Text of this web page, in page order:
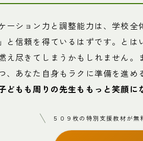
ーション力と調整能力は、学校
と信頼を得ているはずです。とは
え尽きてしまうかもしれません。
、あなた自身もラクに準備を進め
どもも周りの先生ももっと笑顔に
５０９枚の特別支援教材が無